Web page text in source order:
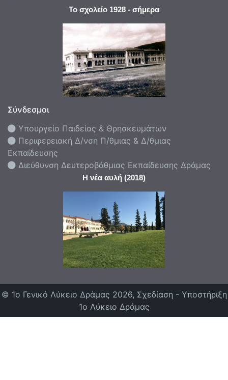
Το σχολείο 1928 - σήμερα
Σύνδεσμοι
Υπουργείο Παιδείας & Θρησκευμάτων
Περιφερειακή Δ/νση Π/θμιας & Δ/θμιας
Εκπαίδευσης
Διεύθυνση Δευτεροβάθμιας Εκπαίδευσης Δράμας
Η νέα αυλή (2018)
© 1ο Γενικό Λύκειο Δράμας 2026, Σχεδίαση - Υποστήριξη
1ο Λύκειο Δράμας